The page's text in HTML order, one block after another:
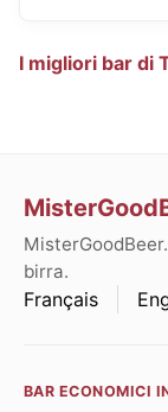
I migliori bar di
birra.
Français
BAR ECONOMICI